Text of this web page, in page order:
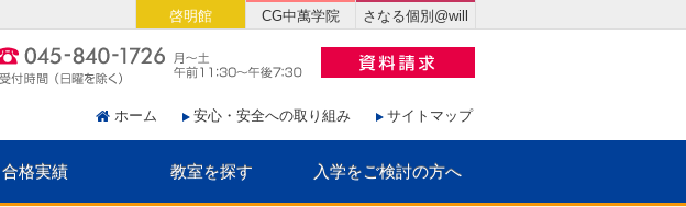
ホーム 安心・安全への取り組み サイトマップ
合格実績 教室を探す 入学をご検討の方へ
啓明館 CG中萬学院 さなる個別@will